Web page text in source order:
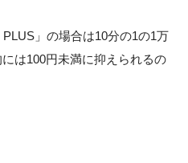
」の場合は10分の1の1万
は100円未満に抑えられるの